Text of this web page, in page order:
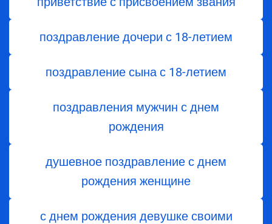
поздравление дочери с 18-летием
поздравление сына с 18-летием
поздравления мужчин с днем
рождения
душевное поздравление с днем
рождения женщине
с днем рождения девушке своими